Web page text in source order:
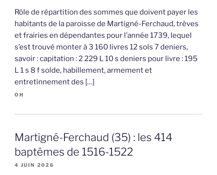
Rôle de répartition des sommes que doivent payer les
habitants de la paroisse de Martigné-Ferchaud, trèves
et frairies en dépendantes pour l’année 1739, lequel
s’est trouvé monter à 3 160 livres 12 sols 7 deniers,
savoir : capitation : 2 229 L 10 s deniers pour livre : 195
L 1 s 8 f solde, habillement, armement et
entretinnement des […]
OH
Martigné-Ferchaud (35) : les 414
baptêmes de 1516-1522
4 JUIN 2026